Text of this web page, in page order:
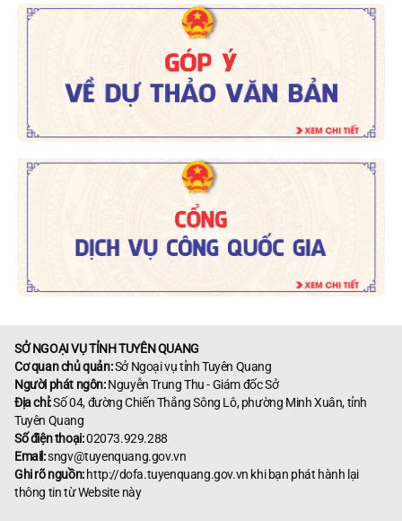
SỞ NGOẠI VỤ TỈNH TUYÊN QUANG
Cơ quan chủ quản:Sở Ngoại vụ tỉnh Tuyên Quang
Người phát ngôn:Nguyễn Trung Thu - Giám đốc Sở
Địa chỉ:Số 04, đường Chiến Thắng Sông Lô, phường Minh Xuân, tỉnh
Tuyên Quang
Số điện thoại:02073.929.288
Email:sngv@tuyenquang.gov.vn
Ghi rõ nguồn:http://dofa.tuyenquang.gov.vn khi bạn phát hành lại
thông tin từ Website này